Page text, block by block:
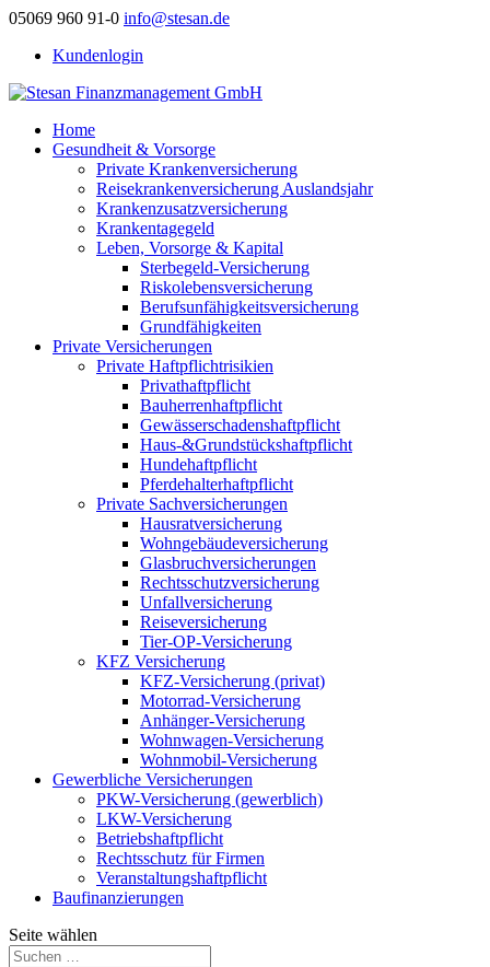
05069 960 91-0 info@stesan.de
Kundenlogin
Home
Gesundheit & Vorsorge
Private Krankenversicherung
Reisekrankenversicherung Auslandsjahr
Krankenzusatzversicherung
Krankentagegeld
Leben, Vorsorge & Kapital
Sterbegeld-Versicherung
Riskolebensversicherung
Berufsunfähigkeitsversicherung
Grundfähigkeiten
Private Versicherungen
Private Haftpflichtrisikien
Privathaftpflicht
Bauherrenhaftpflicht
Gewässerschadenshaftpflicht
Haus-&Grundstückshaftpflicht
Hundehaftpflicht
Pferdehalterhaftpflicht
Private Sachversicherungen
Hausratversicherung
Wohngebäudeversicherung
Glasbruchversicherungen
Rechtsschutzversicherung
Unfallversicherung
Reiseversicherung
Tier-OP-Versicherung
KFZ Versicherung
KFZ-Versicherung (privat)
Motorrad-Versicherung
Anhänger-Versicherung
Wohnwagen-Versicherung
Wohnmobil-Versicherung
Gewerbliche Versicherungen
PKW-Versicherung (gewerblich)
LKW-Versicherung
Betriebshaftpflicht
Rechtsschutz für Firmen
Veranstaltungshaftpflicht
Baufinanzierungen
Seite wählen